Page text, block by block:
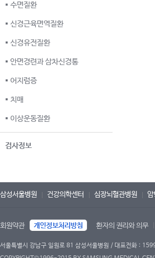
수면질환
신경근육면역질환
신경유전질환
안면경련과 삼차신경통
어지럼증
치매
이상운동질환
검사정보
삼성서울병원 건강의학센터 심장뇌혈관병원 암
회원약관 개인정보처리방침 환자의 권리와 의무
서울특별시 강남구 일원로 81 삼성서울병원 / 대표전화 :